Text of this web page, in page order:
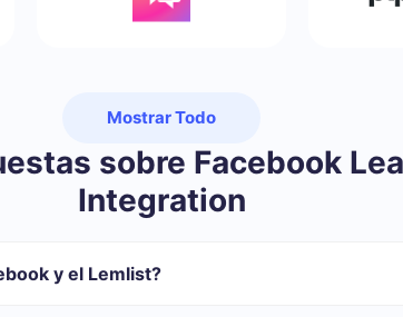
Mostrar Todo
sobre Facebook
Integration
y el Lemlist?